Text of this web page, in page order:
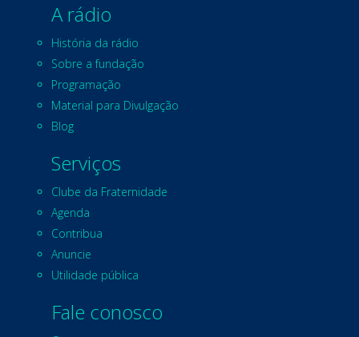
A rádio
História da rádio
Sobre a fundação
Programação
Material para Divulgação
Blog
Serviços
Clube da Fraternidade
Agenda
Contribua
Anuncie
Utilidade pública
Fale conosco